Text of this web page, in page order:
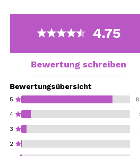
4.75
Bewertung schreiben
Bewertungsübersicht
5
4
3
2